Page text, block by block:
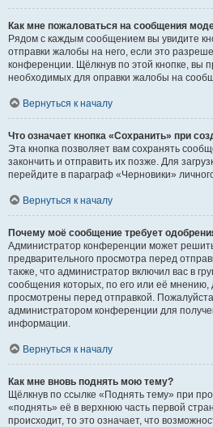
Как мне пожаловаться на сообщения
Рядом с каждым сообщением вы увидите
отправки жалобы на него, если это
конференции. Щёлкнув по этой кнопке, вы
необходимых для оправки жалобы на
Вернуться к началу
Что означает кнопка «Сохранить» при
Эта кнопка позволяет вам сохранять
закончить и отправить их позже. Для
перейдите в параграф «Черновики»
Вернуться к началу
Почему моё сообщение требует
Администратор конференции может
предварительного просмотра перед
также, что администратор включил вас в
сообщения которых, по его или её
просмотрены перед отправкой.
администратором конференции для
информации.
Вернуться к началу
Как мне вновь поднять мою тему?
Щёлкнув по ссылке «Поднять тему» при
«поднять» её в верхнюю часть первой
происходит, то это означает, что